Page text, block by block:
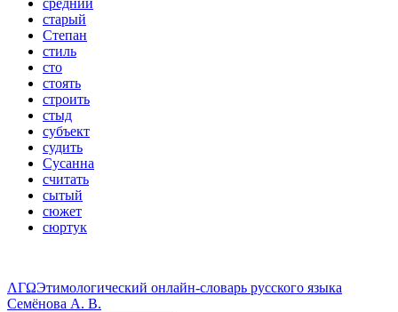
старый
Степан
стиль
сто
стоять
строить
стыд
субъект
судить
Сусанна
считать
сытый
сюжет
сюртук
ΛΓΩЭтимологический онлайн-словарь русского языка
Семёнова А. В.